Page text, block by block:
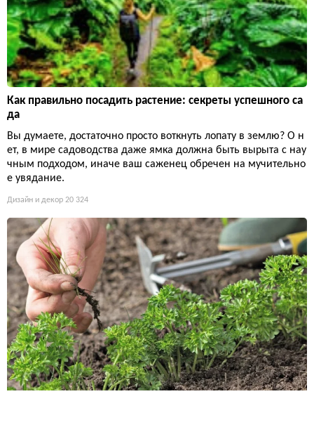
Как правильно посадить растение: секреты успешного са
да
Вы думаете, достаточно просто воткнуть лопату в землю? О н
ет, в мире садоводства даже ямка должна быть вырыта с нау
чным подходом, иначе ваш саженец обречен на мучительно
е увядание.
Дизайн и декор 20 324